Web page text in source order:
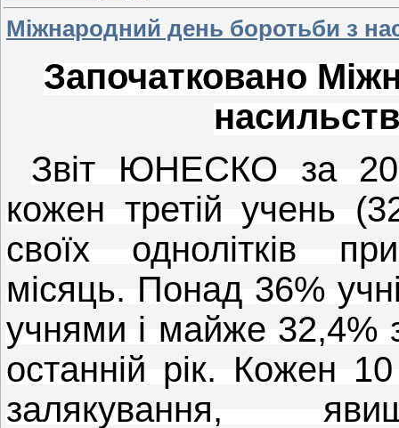
Міжнародний день боротьби з
Започатковано
Звіт ЮНЕСКО за
кожен третій учень
своїх однолітків
місяць. Понад 36%
учнями і майже 32,4%
останній рік. Кожен
залякування,